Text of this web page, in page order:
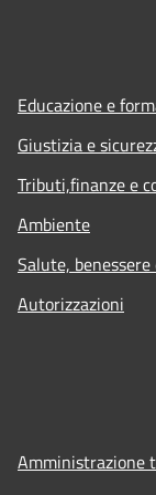
Educazione e
Giustizia e
Tributi,finanze e
Ambiente
Salute,
Autorizzazioni
Amministrazione